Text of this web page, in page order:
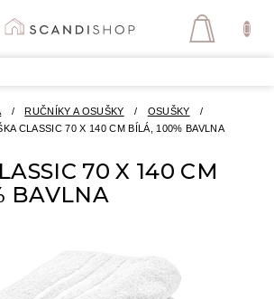
/ RUČNÍKY A OSUŠKY / OSUŠKY
/
CLASSIC 70 X 140 CM BÍLÁ, 100% BAVLNA
70 X 140 CM
BAVLNA